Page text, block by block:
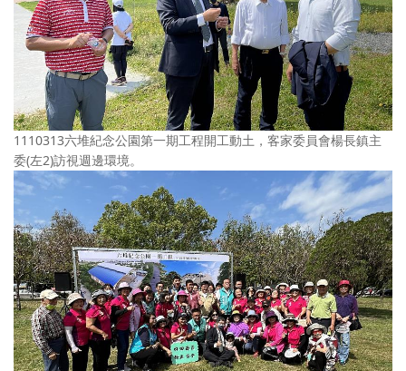
1110313六堆紀念公園第一期工程開工動土，客家委員會楊長鎮主
委(左2)訪視週邊環境。